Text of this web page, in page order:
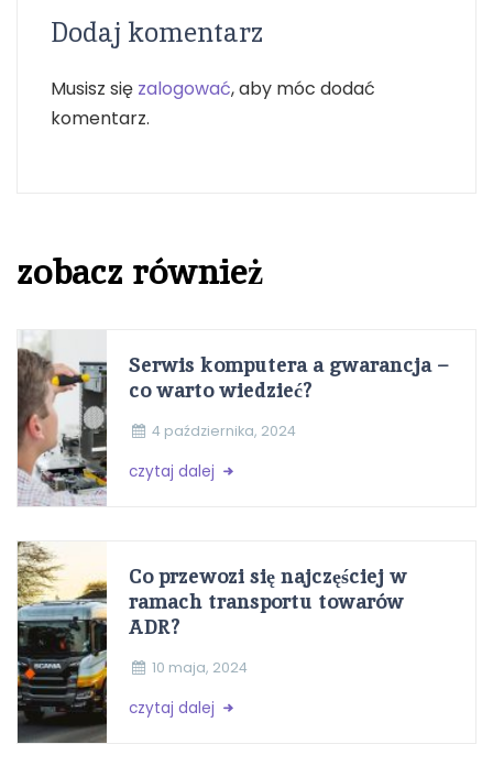
Dodaj komentarz
Musisz się zalogować, aby móc dodać
komentarz.
zobacz również
Serwis komputera a gwarancja –
co warto wiedzieć?
4 października, 2024
czytaj dalej
Co przewozi się najczęściej w
ramach transportu towarów
ADR?
10 maja, 2024
czytaj dalej